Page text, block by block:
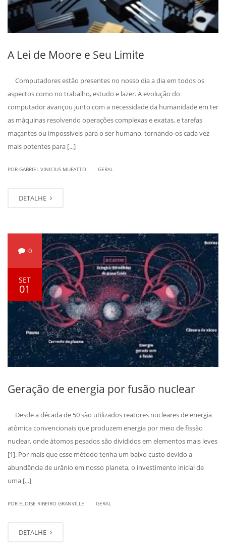
A Lei de Moore e Seu Limite
Computadores estão presentes no nosso dia a dia em todos os
aspectos como no trabalho, estudo e lazer. A evolução do
computador avançou junto com a necessidade da humanidade em ter
as máquinas resolvendo operações complexas e exatas, e tarefas
maçantes ou impossíveis para o ser humano, tornando-os cada vez
mais potentes para [...]
POR GABRIEL VINICIUS MUFATTO GERAL
DETALHE
0
SET
01
Geração de energia por fusão nuclear
Desde a década de 50 são utilizados reatores nucleares de energia
atômica convencionais que produzem energia por meio de fissão
nuclear, onde átomos pesados são divididos em elementos mais leves
[1]. Por mais que esse método tenha um baixo custo devido a
abundância de urânio em nosso planeta, o investimento inicial de
uma [...]
POR ELOISE RIBEIRO GRANVILLE GERAL
DETALHE